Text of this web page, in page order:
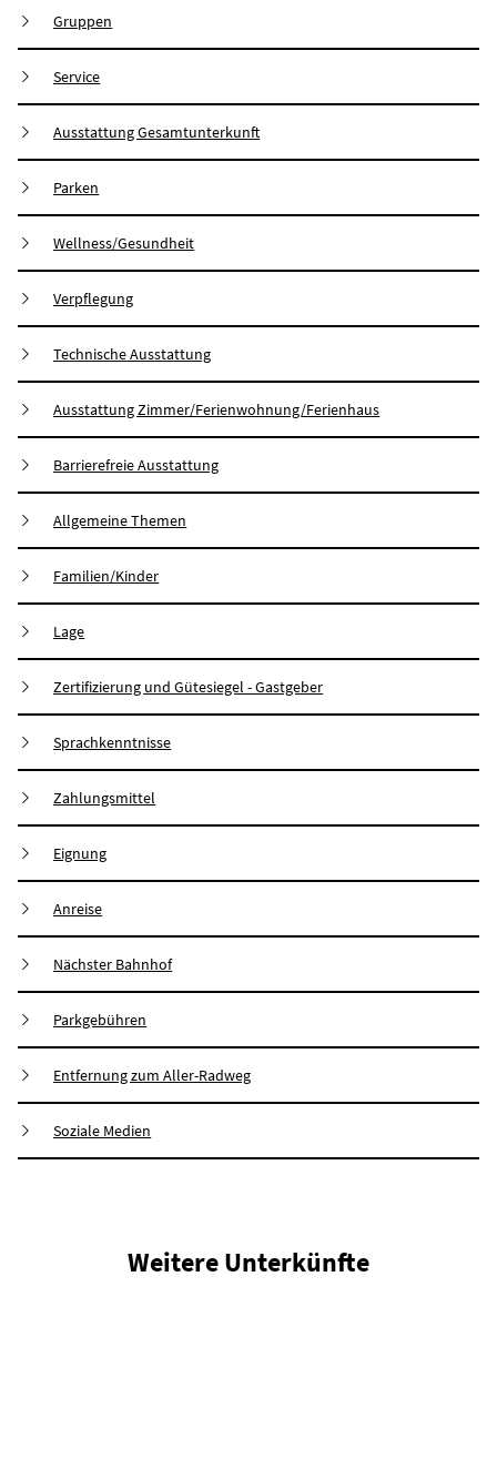
Gruppen
Service
Ausstattung Gesamtunterkunft
Parken
Wellness/Gesundheit
Verpflegung
Technische Ausstattung
Ausstattung Zimmer/Ferienwohnung/Ferienhaus
Barrierefreie Ausstattung
Allgemeine Themen
Familien/Kinder
Lage
Zertifizierung und Gütesiegel - Gastgeber
Sprachkenntnisse
Zahlungsmittel
Eignung
Anreise
Nächster Bahnhof
Parkgebühren
Entfernung zum Aller-Radweg
Soziale Medien
Weitere Unterkünfte